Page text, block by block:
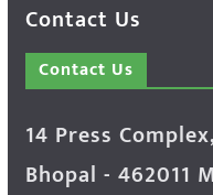
Contact Us
Contact Us
14 Press
Bhopal - 462011